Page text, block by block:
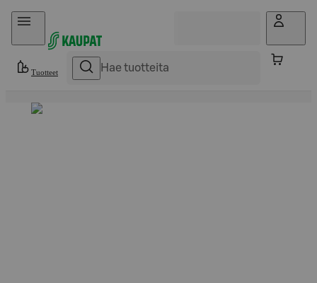
Hyppää sisältöön
Tuotteet